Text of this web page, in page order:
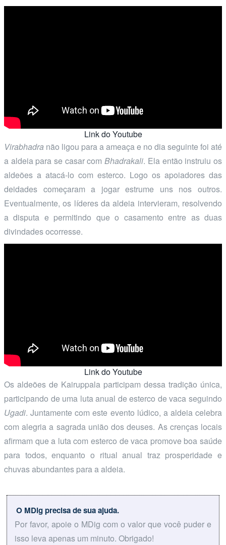
Link do Youtube
Virabhadra não ligou para a ameaça e no dia seguinte foi até
a aldeia para se casar comBhadrakali. Ela então instruiu os
aldeões a atacá-lo com esterco. Logo os apoiadores das
deidades começaram a jogar estrume uns nos outros.
Eventualmente, os líderes da aldeia intervieram, resolvendo
a disputa e permitindo que o casamento entre as duas
divindades ocorresse.
Link do Youtube
Os aldeões de Kairuppala participam dessa tradição única,
participando de uma luta anual de esterco de vaca seguindo
Ugadi. Juntamente com este evento lúdico, a aldeia celebra
com alegria a sagrada união dos deuses. As crenças locais
afirmam que a luta com esterco de vaca promove boa saúde
para todos, enquanto o ritual anual traz prosperidade e
chuvas abundantes para a aldeia.
O MDig precisa de sua ajuda.
Por favor, apoie o MDig com o valor que você puder e
isso leva apenas um minuto. Obrigado!